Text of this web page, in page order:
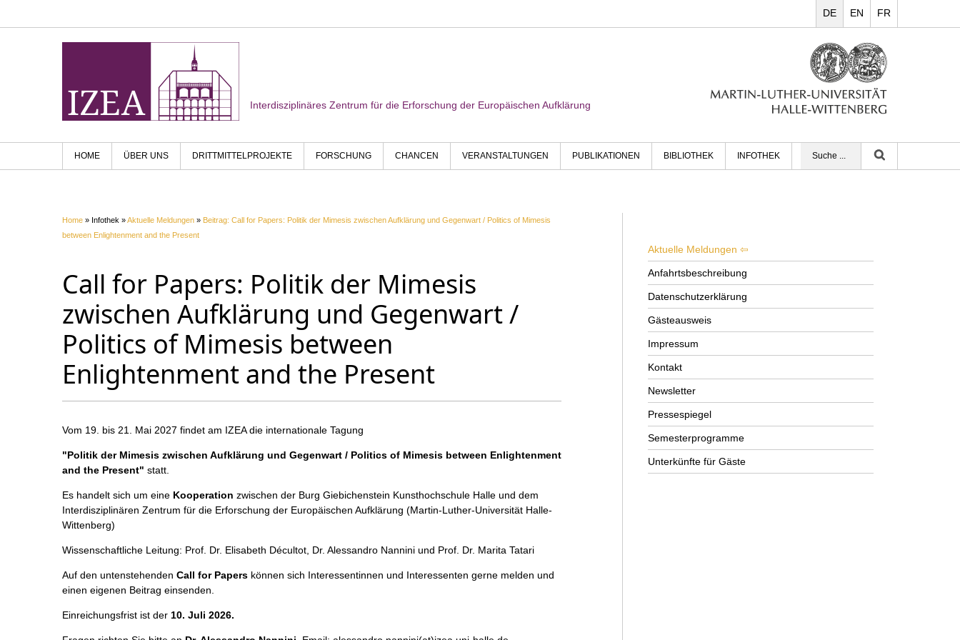
FR
EN
DE
Interdisziplinäres Zentrum für die Erforschung der Europäischen Aufklärung
HOME ÜBER UNS DRITTMITTELPROJEKTE FORSCHUNG CHANCEN VERANSTALTUNGEN PUBLIKATIONEN BIBLIOTHEK INFOTHEK
Home » Infothek »Aktuelle Meldungen » Beitrag: Call for Papers: Politik der Mimesis zwischen Aufklärung und Gegenwart / Politics of Mimesis
between Enlightenment and the Present
Call for Papers: Politik der Mimesis
zwischen Aufklärung und Gegenwart /
Politics of Mimesis between
Enlightenment and the Present
Vom 19. bis 21. Mai 2027 findet am IZEA die internationale Tagung
"Politik der Mimesis zwischen Aufklärung und Gegenwart / Politics of Mimesis between Enlightenment
and the Present" statt.
Es handelt sich um eine Kooperation zwischen der Burg Giebichenstein Kunsthochschule Halle und dem
Interdisziplinären Zentrum für die Erforschung der Europäischen Aufklärung (Martin-Luther-Universität Halle-
Wittenberg)
Wissenschaftliche Leitung: Prof. Dr. Elisabeth Décultot, Dr. Alessandro Nannini und Prof. Dr. Marita Tatari
Auf den untenstehenden Call for Papers können sich Interessentinnen und Interessenten gerne melden und
einen eigenen Beitrag einsenden.
Einreichungsfrist ist der 10. Juli 2026.
Aktuelle Meldungen
Anfahrtsbeschreibung
Datenschutzerklärung
Gästeausweis
Impressum
Kontakt
Newsletter
Pressespiegel
Semesterprogramme
Unterkünfte für Gäste